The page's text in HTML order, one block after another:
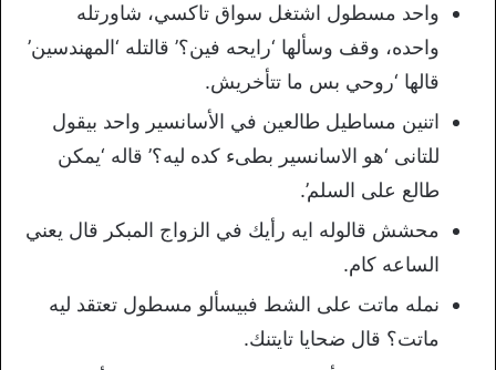
واحد مسطول اشتغل سواق تاكسي، شاورتله
واحده، وقف وسألها ‘رايحه فين؟’ قالتله ‘المهندسين’
قالها ‘روحي بس ما تتأخريش.
اتنين مساطيل طالعين في الأسانسير واحد بيقول
للتانى ‘هو الاسانسير بطىء كده ليه؟’ قاله ‘يمكن
طالع على السلم’.
محشش قالوله ايه رأيك في الزواج المبكر قال يعني
الساعه كام.
نمله ماتت على الشط فبيسألو مسطول تعتقد ليه
ماتت؟ قال ضحايا تايتنك.